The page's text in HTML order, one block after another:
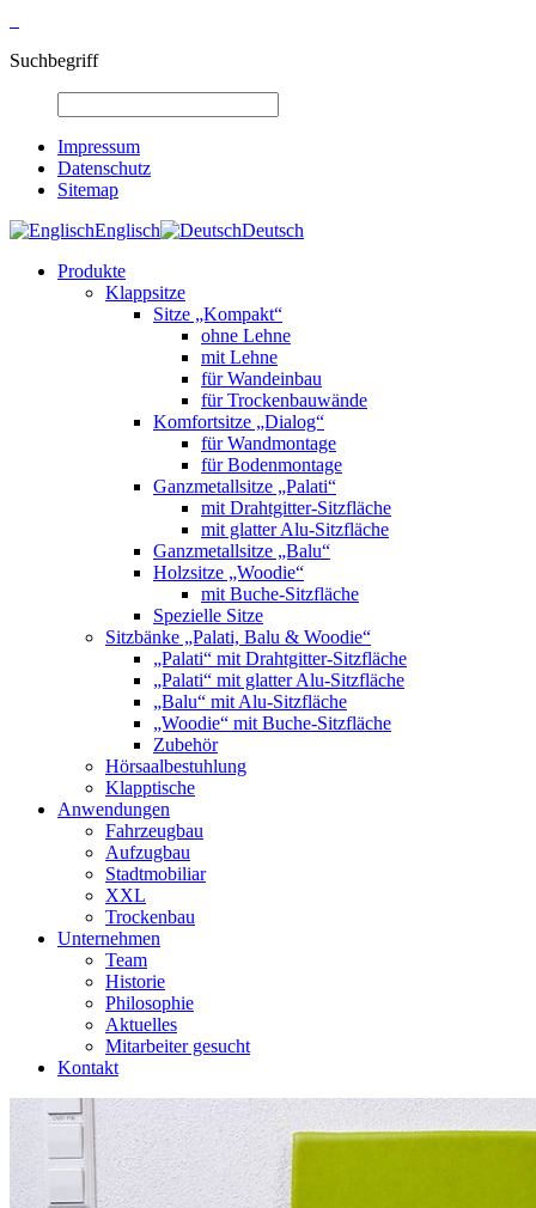
Suchbegriff
Impressum
Datenschutz
Sitemap
Englisch
Deutsch
Produkte
Klappsitze
Sitze „Kompakt“
ohne Lehne
mit Lehne
für Wandeinbau
für Trockenbauwände
Komfortsitze „Dialog“
für Wandmontage
für Bodenmontage
Ganzmetallsitze „Palati“
mit Drahtgitter-Sitzfläche
mit glatter Alu-Sitzfläche
Ganzmetallsitze „Balu“
Holzsitze „Woodie“
mit Buche-Sitzfläche
Spezielle Sitze
Sitzbänke „Palati, Balu & Woodie“
„Palati“ mit Drahtgitter-Sitzfläche
„Palati“ mit glatter Alu-Sitzfläche
„Balu“ mit Alu-Sitzfläche
„Woodie“ mit Buche-Sitzfläche
Zubehör
Hörsaalbestuhlung
Klapptische
Anwendungen
Fahrzeugbau
Aufzugbau
Stadtmobiliar
XXL
Trockenbau
Unternehmen
Team
Historie
Philosophie
Aktuelles
Mitarbeiter gesucht
Kontakt